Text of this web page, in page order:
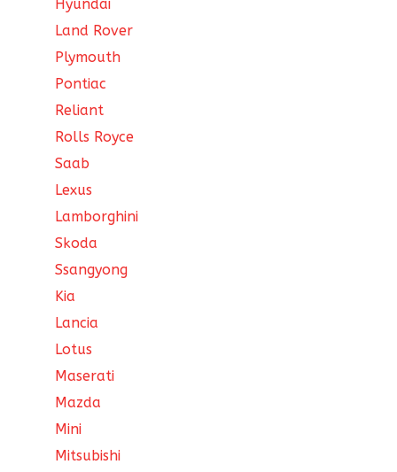
Hyundai
Land Rover
Plymouth
Pontiac
Reliant
Rolls Royce
Saab
Lexus
Lamborghini
Skoda
Ssangyong
Kia
Lancia
Lotus
Maserati
Mazda
Mini
Mitsubishi